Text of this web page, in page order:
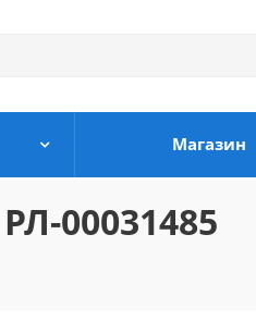
Магазин
00031485